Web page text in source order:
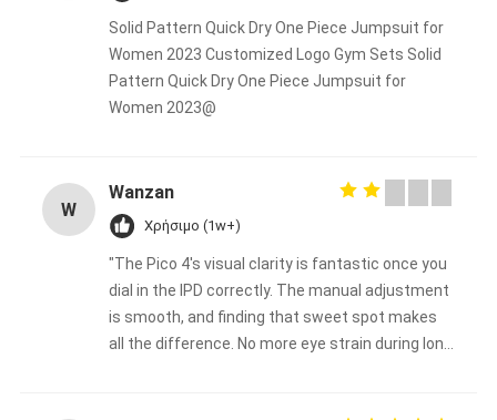
Solid Pattern Quick Dry One Piece Jumpsuit for
Women 2023 Customized Logo Gym Sets Solid
Pattern Quick Dry One Piece Jumpsuit for
Women 2023@
W
Wanzan
Χρήσιμο (1w+)
"The Pico 4's visual clarity is fantastic once you
dial in the IPD correctly. The manual adjustment
is smooth, and finding that sweet spot makes
all the difference. No more eye strain during long